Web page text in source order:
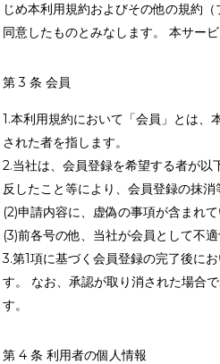
じめ本利用規約およびその他の規約
同意したものとみなします。 本サー
第 3 条 会員
1.本利用規約において「会員」とは
された者を指します。
2.当社は、会員登録を希望する者が
反したこと等により、会員登録の抹
(2)申請内容に、虚偽の事項が含まれ
(3)前各号の他、当社が会員として不
3.第1項に基づく会員登録の完了後に
す。 なお、承認が取り消された場合
す。
第 4 条 利用者の個人情報